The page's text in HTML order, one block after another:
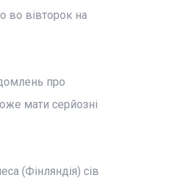
во вівторок на
про
мати серйозні
(Фінляндія) сів